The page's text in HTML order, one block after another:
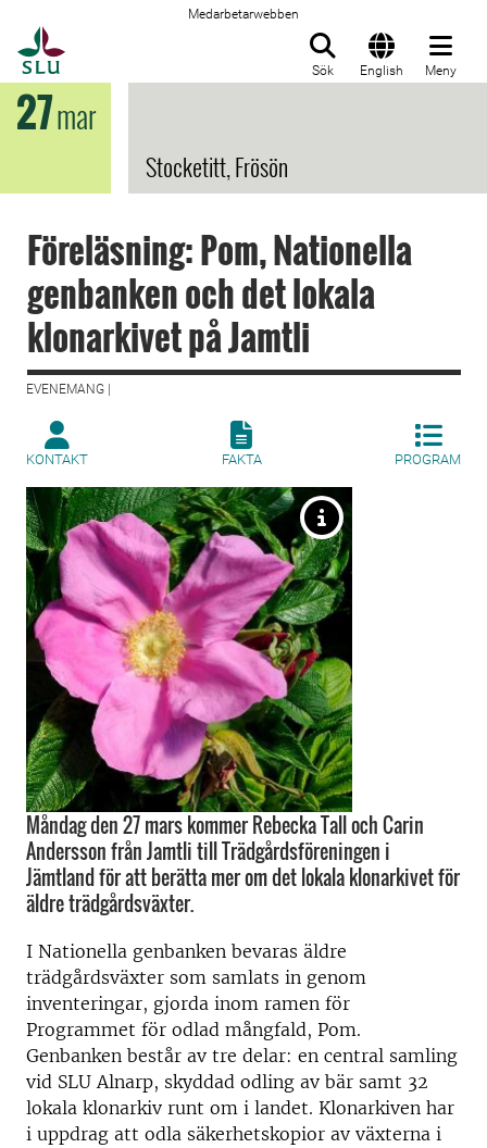
Medarbetarwebben
Sök English Meny
27mar
Stocketitt, Frösön
Föreläsning: Pom, Nationella
genbanken och det lokala
klonarkivet på Jamtli
EVENEMANG |
KONTAKT FAKTA PROGRAM
Måndag den 27 mars kommer Rebecka Tall och Carin
Andersson från Jamtli till Trädgårdsföreningen i
Jämtland för att berätta mer om det lokala klonarkivet för
äldre trädgårdsväxter.
I Nationella genbanken bevaras äldre
trädgårdsväxter som samlats in genom
inventeringar, gjorda inom ramen för
Programmet för odlad mångfald, Pom.
Genbanken består av tre delar: en central samling
vid SLU Alnarp, skyddad odling av bär samt 32
lokala klonarkiv runt om i landet. Klonarkiven har
i uppdrag att odla säkerhetskopior av växterna i